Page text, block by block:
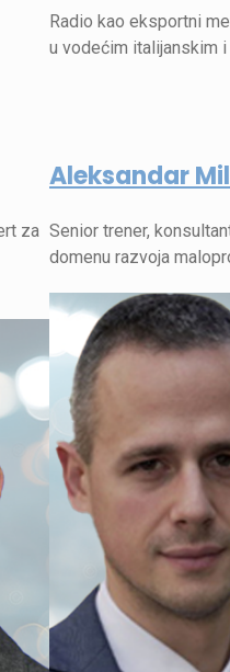
Radio kao eksportni
u vodećim italijanskim
za
Aleksandar
Senior trener,
domenu razvoja